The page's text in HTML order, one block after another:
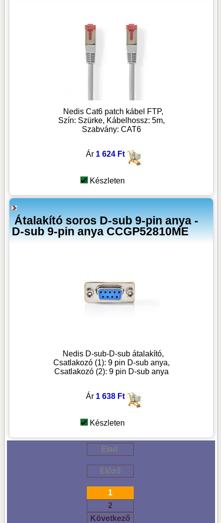
Nedis Cat6 patch kábel FTP,
Szín: Szürke, Kábelhossz: 5m,
Szabvány: CAT6
Ár 1 624 Ft
Készleten
Átalakító soros D-sub 9-pin anya -
D-sub 9-pin anya CCGP52810ME
Nedis D-sub-D-sub átalakító,
Csatlakozó (1): 9 pin D-sub anya,
Csatlakozó (2): 9 pin D-sub anya
Ár 1 638 Ft
Készleten
Első
Előző
1
2
Következő